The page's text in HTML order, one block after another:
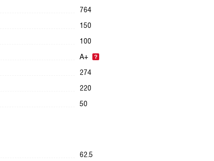
764
150
100
A+
274
220
50
62.5